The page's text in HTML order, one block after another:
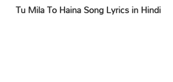
Tu Mila To Haina Song Lyrics in Hindi